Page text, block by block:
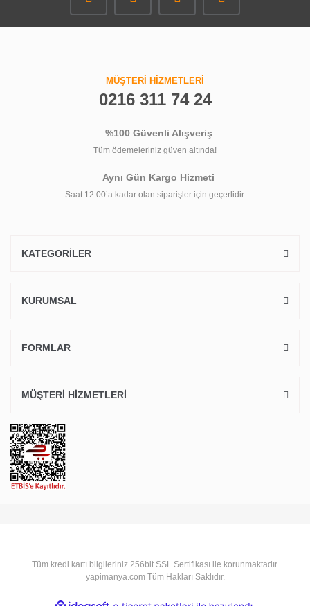
MÜŞTERİ HİZMETLERİ
0216 311 74 24
%100 Güvenli Alışveriş
Tüm ödemeleriniz güven altında!
Aynı Gün Kargo Hizmeti
Saat 12:00’a kadar olan siparişler için geçerlidir.
KATEGORİLER
KURUMSAL
FORMLAR
MÜŞTERİ HİZMETLERİ
Tüm kredi kartı bilgileriniz 256bit SSL Sertifikası ile korunmaktadır.
yapimanya.com Tüm Hakları Saklıdır.